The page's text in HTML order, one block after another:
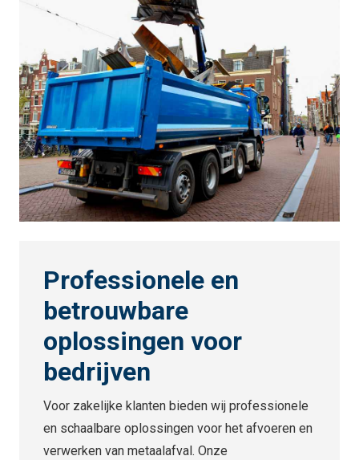
Professionele en
betrouwbare
oplossingen voor
bedrijven
Voor zakelijke klanten bieden wij professionele
en schaalbare oplossingen voor het afvoeren en
verwerken van metaalafval. Onze